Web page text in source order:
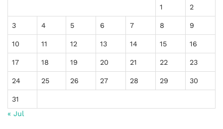
1 2
3 4 5 6 7 8 9
10 11 12 13 14 15 16
17 18 19 20 21 22 23
24 25 26 27 28 29 30
31
« Jul